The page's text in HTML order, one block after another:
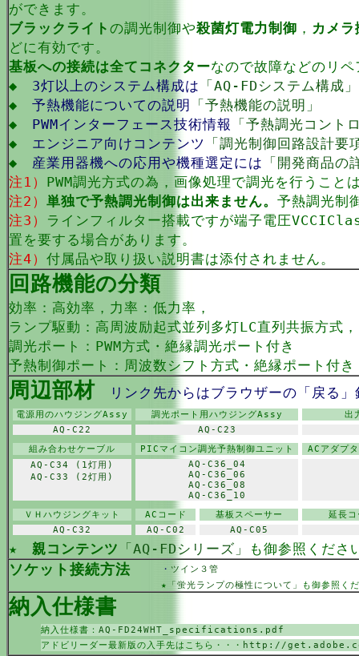
ができます。
ブラックライト の調光制御や殺菌灯電力制御 ， カメラ
どに有効です。
基板への接続は全てコネクターなので故障などのリ
◆ 3灯以上のシステム構成は 「AQ-FDシステム構成」
◆ 予熱機能についての説明
「予熱機能の説明」
◆ PWMインターフェース技術情報
「予熱調光コント
◆ エンジニア向けコンテンツ
「調光制御回路設計要
◆ 産業用器機への応用や機種選定には 「開発商品の
注1） PWM調光方式の為，画像処理で調光を行うこと
注2） 単独で予熱調光制御は出来ません。 予熱調光制
注3） ラインフィルター搭載ですが端子電圧
置を要する場合があります。
注4） 付属品や取り扱い説明書は添付されません。
回路機能の分類
効率：高効率，力率：低力率，
ランプ駆動：高周波励起式並列多灯LC直列共振方式
調光ポート：PWM方式・絶縁調光ポート付き
予熱制御ポート：周波数シフト方式・絶縁ポート付き
周辺部材 リンク先からはブラウザーの「戻る」
電源用のハウジングAssy 調光ポート用ハウジングAssy
出
AQ-C22
AQ-C23
組み合わせケーブル
PICマイコン調光予熱制御ユニット
ACアダプ
AQ-C34 (1灯用)
AQ-C33 (2灯用)
AQ-C36_04
AQ-C36_06
AQ-C36_08
AQ-C36_10
ＶＨハウジングキット
ACコード 基板スペーサー
延長
AQ-C32
AQ-C02 AQ-C05
★ 親コンテンツ 「AQ-FDシリーズ」 も御参照くださ
ソケット接続方法 ・ ツイン３管
★
「蛍光ランプの極性について」 も御参照く
納入仕様書
納入仕様書： AQ-FD24WHT_specifications.pdf
アドビリーダー最新版の入手先はこちら・・・ http://